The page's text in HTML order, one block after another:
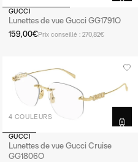
GUCCI
Lunettes de vue Gucci GG1791O
159,00€Prix conseillé : 270,82€
4 COULEURS
GUCCI
Lunettes de vue Gucci Cruise
GG1806O